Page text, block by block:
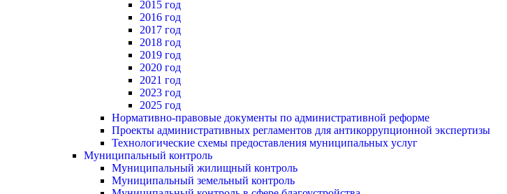
2015 год
2016 год
2017 год
2018 год
2019 год
2020 год
2021 год
2023 год
2025 год
Нормативно-правовые документы по административной реформе
Проекты административных регламентов для антикоррупционной экспертизы
Технологические схемы предоставления муниципальных услуг
Муниципальный контроль
Муниципальный жилищный контроль
Муниципальный земельный контроль